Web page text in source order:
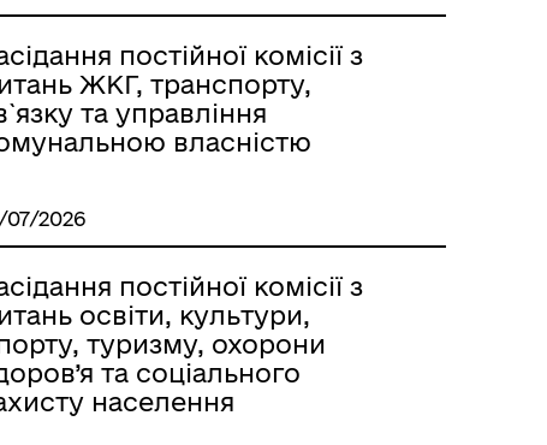
постійної комісії з
ЖКГ, транспорту,
та управління
власністю
07/2026
постійної комісії з
освіти, культури,
туризму, охорони
та соціального
населення